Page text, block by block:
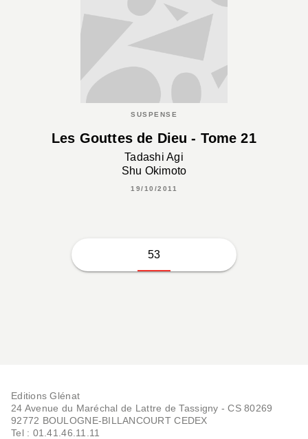
SUSPENSE
Les Gouttes de Dieu - Tome 21
Tadashi Agi
Shu Okimoto
19/10/2011
53
Editions Glénat
24 Avenue du Maréchal de Lattre de Tassigny - CS 80269
92772 BOULOGNE-BILLANCOURT CEDEX
Tel : 01.41.46.11.11